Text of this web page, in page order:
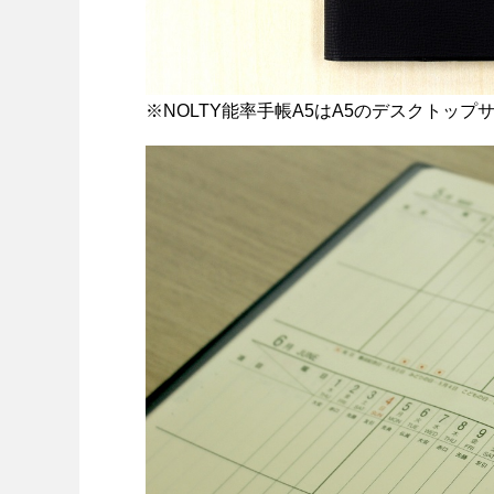
※NOLTY能率手帳A5はA5のデスクトップ